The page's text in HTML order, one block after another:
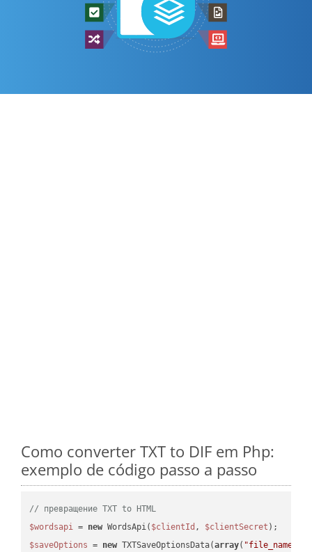
Como converter TXT to DIF em Php:
exemplo de código passo a passo
// превращение TXT to HTML
$wordsapi = new WordsApi( $clientId , $clientSecret
$saveOptions = new TXTSaveOptionsData(array( "file_name"